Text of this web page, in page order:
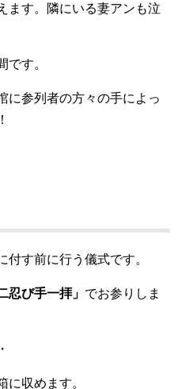
ます。隣にいる妻アンも泣
です。
に参列者の方々の手によっ
す前に行う儀式です。
忍び手一拝」 でお参りしま
に収めます。